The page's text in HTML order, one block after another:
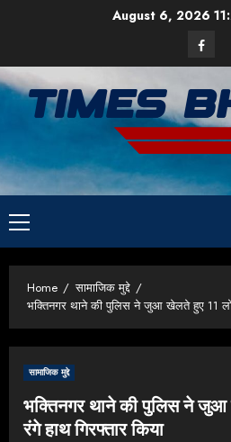
August 6, 2026
Primary
Menu
Home
सामाजिक मुद्दे
भक्तिनगर थाने की पुलिस ने जुआ खेलते हुए 11
सामाजिक मुद्दे
भक्तिनगर थाने की पुलिस ने
रंगे हाथ गिरफ्तार किया